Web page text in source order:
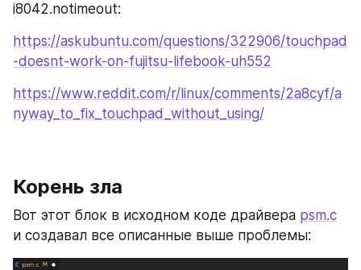
i8042.notimeout:
https://askubuntu.com/questions/322906/touchpad
-doesnt-work-on-fujitsu-lifebook-uh552
https://www.reddit.com/r/linux/comments/2a8cyf/a
nyway_to_fix_touchpad_without_using/
Корень зла
Вот этот блок в исходном коде драйвера psm.c
и создавал все описанные выше проблемы: